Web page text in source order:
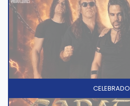
CELEBRADO